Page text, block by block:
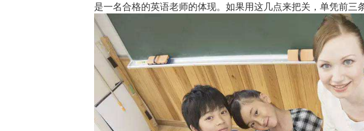
是一名合格的英语老师的体现。如果用这几点来把关，单凭前三